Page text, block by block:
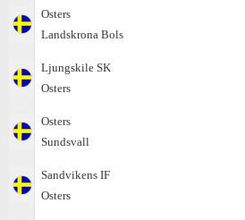
Osters
Landskrona Bols
Ljungskile SK
Osters
Osters
Sundsvall
Sandvikens IF
Osters